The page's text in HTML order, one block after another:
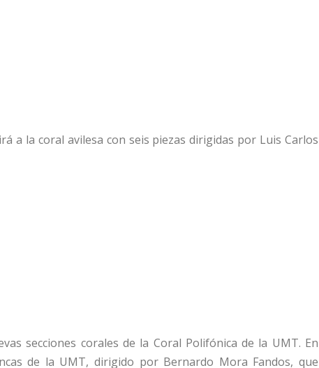
a la coral avilesa con seis piezas dirigidas por Luis Carlos
secciones corales de la Coral Polifónica de la UMT. En
de la UMT, dirigido por Bernardo Mora Fandos, que